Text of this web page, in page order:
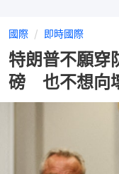
國際 即時國際
特朗普不願穿
磅 也不想向